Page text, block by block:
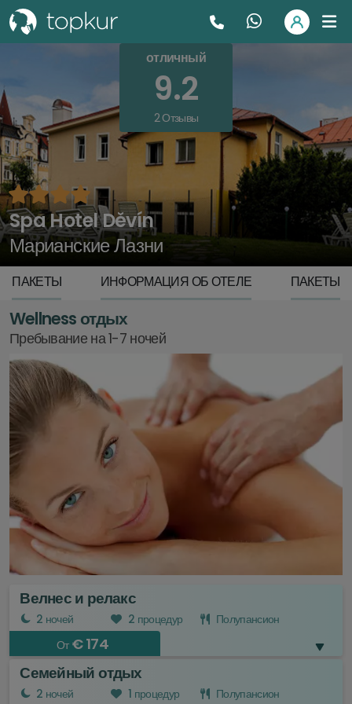
Spa Hotel Děvín
Марианские Лазни
отличный
9.2
2 Отзывы
ПАКЕТЫ ИНФОРМАЦИЯ ОБ ОТЕЛЕ ПАКЕТЫ
Wellness отдых
Пребывание на 1-7 ночей
Велнес и релакс
2 ночей 2 процедур
Полупансион
От € 174
Включено в пребывание
Семейный отдых
2 ночей 1 процедур
Полупансион